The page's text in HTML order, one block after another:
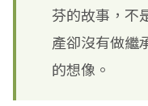
芬的故事，不
產卻沒有做繼
的想像。